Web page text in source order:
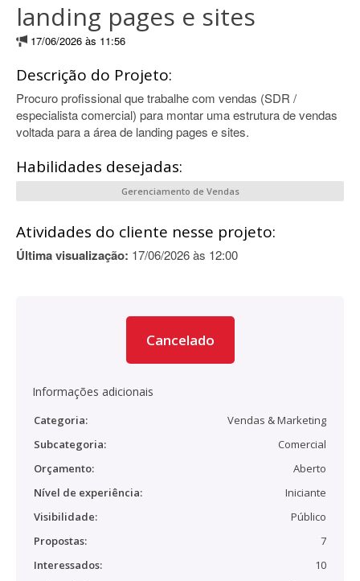
landing pages e sites
17/06/2026 às 11:56
Descrição do Projeto:
Procuro profissional que trabalhe com vendas (SDR /
especialista comercial) para montar uma estrutura de vendas
voltada para a área de landing pages e sites.
Habilidades desejadas:
Gerenciamento de Vendas
Atividades do cliente nesse projeto:
Última visualização: 17/06/2026 às 12:00
Cancelado
Informações adicionais
Categoria:
Vendas & Marketing
Subcategoria:
Comercial
Orçamento:
Aberto
Nível de experiência:
Iniciante
Visibilidade:
Público
Propostas:
7
Interessados:
10